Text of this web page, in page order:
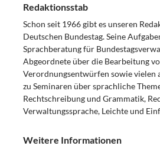
Redaktionsstab
Schon seit 1966 gibt es unseren
Deutschen Bundestag. Seine
Sprachberatung für
Abgeordnete über die Bearbeitung
Verordnungsentwürfen sowie vielen
zu Seminaren über sprachliche
Rechtschreibung und Grammatik,
Verwaltungssprache, Leichte und
Weitere Informationen